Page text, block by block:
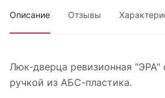
Описание Отзывы
Люк-дверца ревизионная "ЭРА"
ручкой из АБС-пластика.